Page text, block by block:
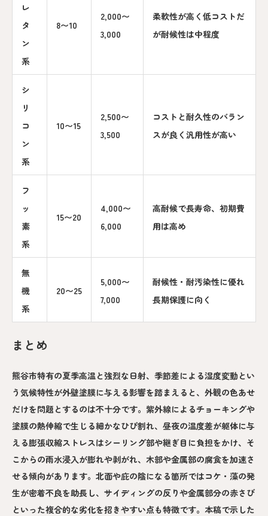
レ
タ
ン
系
8〜10
2,000〜
3,000
柔軟性が高く低コストだ
が耐候性は中程度
シ
リ
コ
ン
系
10〜15
2,500〜
3,500
コストと耐久性のバラン
スが良く汎用性が高い
フ
ッ
素
系
15〜20
4,000〜
6,000
高耐候で長寿命、初期費
用は高め
無
機
系
20〜25
5,000〜
7,000
耐候性・耐汚染性に優れ
長期保護に向く
まとめ
熊谷市特有の夏季高温と強烈な日射、季節差による湿度変動とい
う気候特性が外壁塗膜に与える影響を踏まえると、外観の色あせ
だけを問題とするのは不十分です。紫外線によるチョーキングや
塗膜の熱伸縮で生じる細かなひび割れ、昼夜の温度差が躯体に与
える膨張収縮ストレスはシーリング部や継ぎ目に負担をかけ、そ
こからの雨水浸入が膨れや剥がれ、木部や金属部の腐食を加速さ
せる傾向があります。北面や庇の陰になる箇所ではコケ・藻の発
生が密着不良を助長し、サイディングの反りや金属部分の赤さび
といった複合的な劣化を招きやすい点も特徴です。本稿で示した